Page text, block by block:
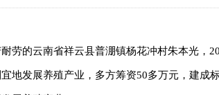
劳的云南省祥云县普淜镇杨花冲村朱本光，
地发展养殖产业，多方筹资50多万元，建成